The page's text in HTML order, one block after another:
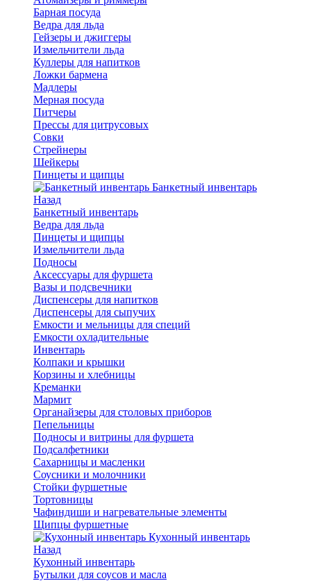
Барная посуда
Ведра для льда
Гейзеры и джиггеры
Измельчители льда
Куллеры для напитков
Ложки бармена
Мадлеры
Мерная посуда
Питчеры
Прессы для цитрусовых
Совки
Стрейнеры
Шейкеры
Пинцеты и щипцы
Банкетный инвентарь
Назад
Банкетный инвентарь
Ведра для льда
Пинцеты и щипцы
Измельчители льда
Подносы
Аксессуары для фуршета
Вазы и подсвечники
Диспенсеры для напитков
Диспенсеры для сыпучих
Емкости и мельницы для специй
Емкости охладительные
Инвентарь
Колпаки и крышки
Корзины и хлебницы
Креманки
Мармит
Органайзеры для столовых приборов
Пепельницы
Подносы и витрины для фуршета
Подсалфетники
Сахарницы и масленки
Соусники и молочники
Стойки фуршетные
Тортовницы
Чафиндиши и нагревательные элементы
Щипцы фуршетные
Кухонный инвентарь
Назад
Кухонный инвентарь
Бутылки для соусов и масла